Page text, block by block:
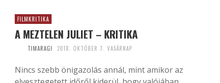
FILMKRITIKA
A MEZTELEN JULIET – KRITIKA
TIMARAGI 2018. OKTÓBER 7. VASÁRNAP
Nincs szebb önigazolás annál, mint amikor az